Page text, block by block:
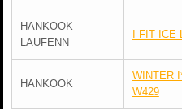
HANKOOK
LAUFENN
I FIT ICE
HANKOOK
WINTER
W429